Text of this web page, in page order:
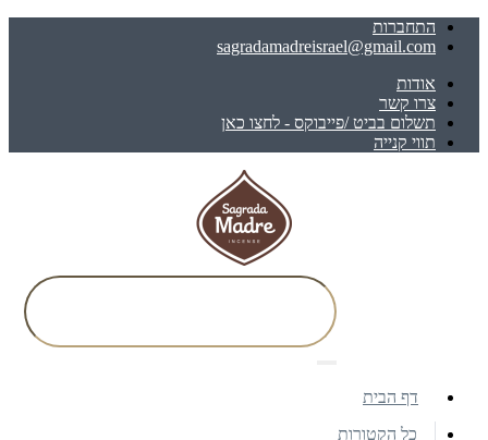
התחברות
sagradamadreisrael@gmail.com
אודות
צרו קשר
תשלום בביט /פייבוקס - לחצו כאן
תווי קנייה
דף הבית
כל הקטורות